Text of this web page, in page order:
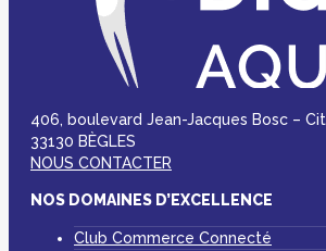
406, boulevard Jean-Jacques Bosc –
33130 BÈGLES
NOUS CONTACTER
NOS DOMAINES D’EXCELLENCE
Club Commerce Connecté